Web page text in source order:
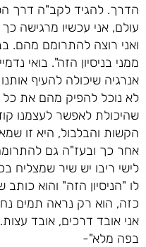
הדרך. להגיד לקב"ה דרך
עולם, אני עכשיו מרגישה
ואני רוצה להתרומם מהם.
ממני בניסיון הזה". בואי
אנרגיה שיכולה להעיף
לא נוכל להפיק מהם את
שהיכולת לאפשר לעצמנו
הקשות והבלבול, היא זו
אחר כך ובעז"ה גם
לישי ריבו יש שיר שמצליח
לו "הניסיון הזה" והוא
כזה, הוא רק נראה תמים
אני אובד דרכים, אובד
בפה מלא"-